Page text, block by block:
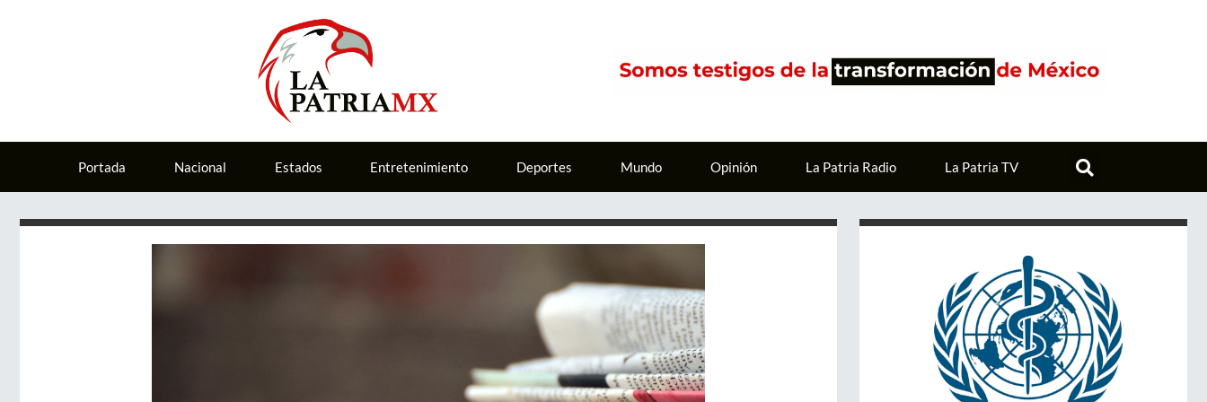
Portada Nacional Estados Entretenimiento Deportes Mundo Opinión La Patria Radio La Patria TV